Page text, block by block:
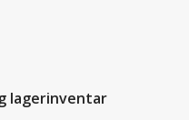
lagerinventar